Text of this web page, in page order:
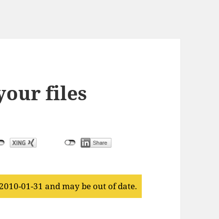
files
01-31 and may be out of date.